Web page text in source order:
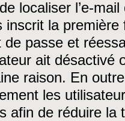
localiser l’e-
inscrit la première
passe et
ait désactivé
raison. En
les
afin de réduire la